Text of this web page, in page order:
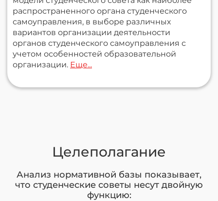
распространенного органа студенческого
самоуправления, в выборе различных
вариантов организации деятельности
органов студенческого самоуправления с
учетом особенностей образовательной
организации. Еще...
Целеполагание
Анализ нормативной базы показывает,
что студенческие советы несут двойную
функцию: